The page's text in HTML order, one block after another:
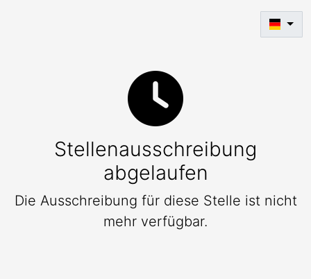
Stellenausschreibung
abgelaufen
Die Ausschreibung für diese Stelle ist nicht
mehr verfügbar.